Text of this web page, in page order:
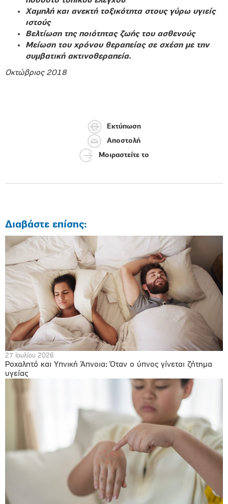
Χαμηλή και ανεκτή τοξικότητα στους γύρω υγιείς
ιστούς
Βελτίωση της ποιότητας ζωής του ασθενούς
Μείωση του χρόνου θεραπείας σε σχέση με την
συμβατική ακτινοθεραπεία.
Οκτώβριος 2018
Εκτύπωση
Αποστολή
Μοιραστείτε το
Διαβάστε επίσης:
27 Ιουλίου 2026
Ροχαλητό και Υπνική Άπνοια: Όταν ο ύπνος γίνεται ζήτημα
υγείας